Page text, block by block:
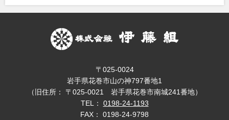
〒025-0024
岩手県花巻市山の神797番地1
（旧住所： 〒025-0021 岩手県花巻市南城241番地）
TEL： 0198-24-1193
FAX： 0198-24-9798